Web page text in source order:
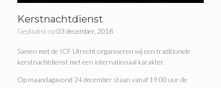
Kerstnachtdienst
Geplaatst op03 december, 2018
Samen met de ICF Utrecht organiseren wij een traditionele
kerstnachtdienst met een internationaal karakter.
Op maandagavond 24 december staan vanaf 19.00 uur de